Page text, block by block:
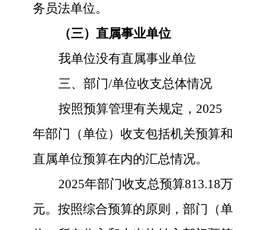
务员法单位。
（三）直属事业单位
我单位没有直属事业单位
三、部门/单位收支总体情况
按照预算管理有关规定， 2025
年部门（单位）收支包括机关预算和
直属单位预算在内的汇总情况。
2025年部门收支总预算813.18万
元。按照综合预算的原则，部门（单